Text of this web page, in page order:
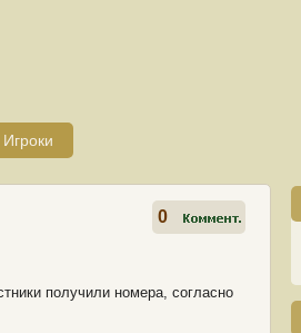
Игроки
0
получили номера, согласно